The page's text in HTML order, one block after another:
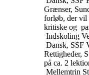
Grænser,
forløb, der vil
kritiske og
Indskoling
Dansk, SSF
Rettigheder,
på ca. 2
Mellemtrin